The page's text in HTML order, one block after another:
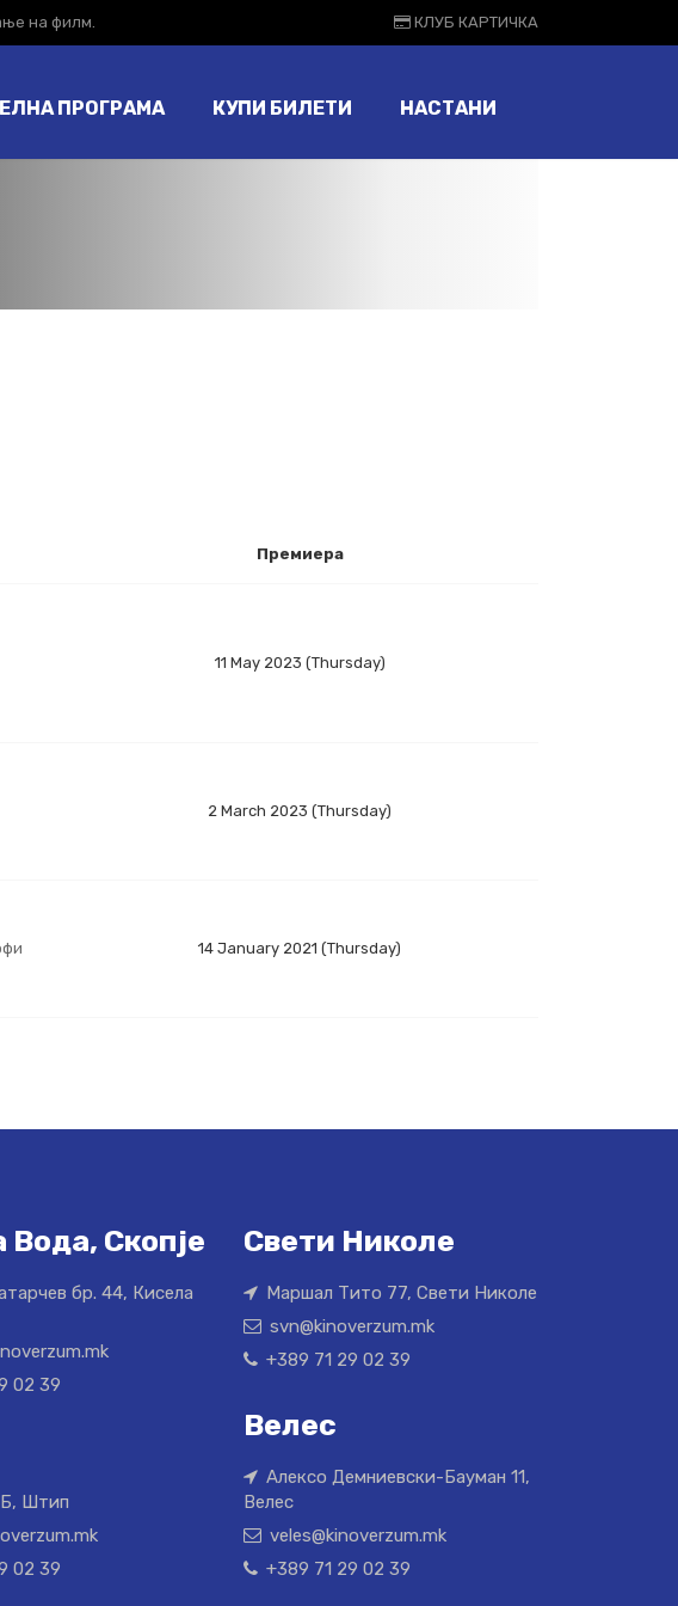
на филм. КЛУБ КАРТИЧКА
ПРОГРАМА КУПИ БИЛЕТИ НАСТАНИ
Премиера
11 May 2023 (Thursday)
2 March 2023 (Thursday)
14 January 2021 (Thursday)
Вода, Скопје
бр. 44, Кисела
02 39
Штип
02 39
Свети Николе
Маршал Тито 77, Свети Николе
svn@kinoverzum.mk
+389 71 29 02 39
Велес
Алексо Демниевски-Бауман 11,
Велес
veles@kinoverzum.mk
+389 71 29 02 39